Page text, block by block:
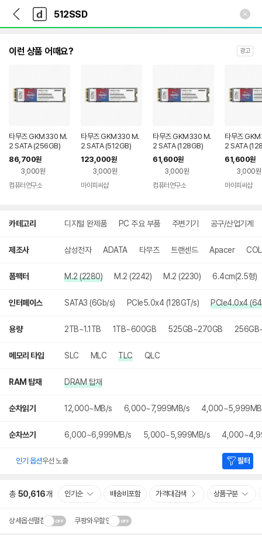
다
나
와
가
다
와
인
이런 상품 어때요? 광고
타무즈 GKM330 M.
2 SATA (256GB)
86,700원
3,000원
컴퓨터연구소
타무즈 GKM330 M.
2 SATA (512GB)
123,000원
3,000원
마이피씨샵
타무즈 GKM330 M.
2 SATA (128GB)
61,600원
3,000원
컴퓨터연구소
타무즈
2 SATA
61,600원
3,000원
마이피씨샵
카테고리 디지털 완제품 PC 주요 부품 주변기기 공구/산업기계
제조사 삼성전자 ADATA 타무즈 트랜센드 Apacer
폼팩터 M.2 (2280) M.2 (2242) M.2 (2230) 6.4cm(2.5형)
인터페이스 SATA3 (6Gb/s) PCIe5.0x4 (128GT/s) PCIe4.0x4
용량 2TB~1.1TB 1TB~600GB 525GB~270GB
메모리 타입 SLC MLC TLC QLC
RAM 탑재 DRAM 탑재
순차읽기 12,000~MB/s 6,000~7,999MB/s
순차쓰기 6,000~6,999MB/s 5,000~5,999MB/s
인기 옵션우선 노출 필터
총 50,616개 인기순 배송비포함 가격대검색 상품구분
상세옵션펼침 쿠팡와우할인